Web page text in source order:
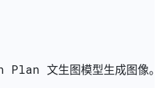
Plan 文生图模型生成图像。